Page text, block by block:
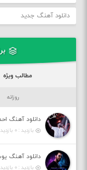
دانلود آهنگ جدید
مطالب ویژه
روزانه
دانلود آهنگ
بازدید : ۰ بازدید بار /
بازدید : ۰ بازدید بار /